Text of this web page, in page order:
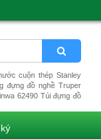
cuộn thép Stanley
đựng đồ nghề Truper
62490 Túi đựng đồ